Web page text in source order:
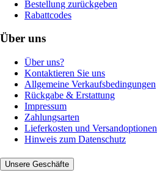
Bestellung zurückgeben
Rabattcodes
Über uns
Über uns?
Kontaktieren Sie uns
Allgemeine Verkaufsbedingungen
Rückgabe & Erstattung
Impressum
Zahlungsarten
Lieferkosten und Versandoptionen
Hinweis zum Datenschutz
Unsere Geschäfte